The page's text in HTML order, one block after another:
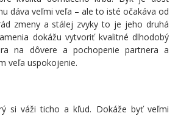
dáva veľmi veľa – ale to isté očakáva od
zmeny a stálej zvyky to je jeho druhá
dokážu vytvoriť kvalitné dlhodobý
na dôvere a pochopenie partnera a
veľa uspokojenie.
si váži ticho a kľud. Dokáže byť veľmi